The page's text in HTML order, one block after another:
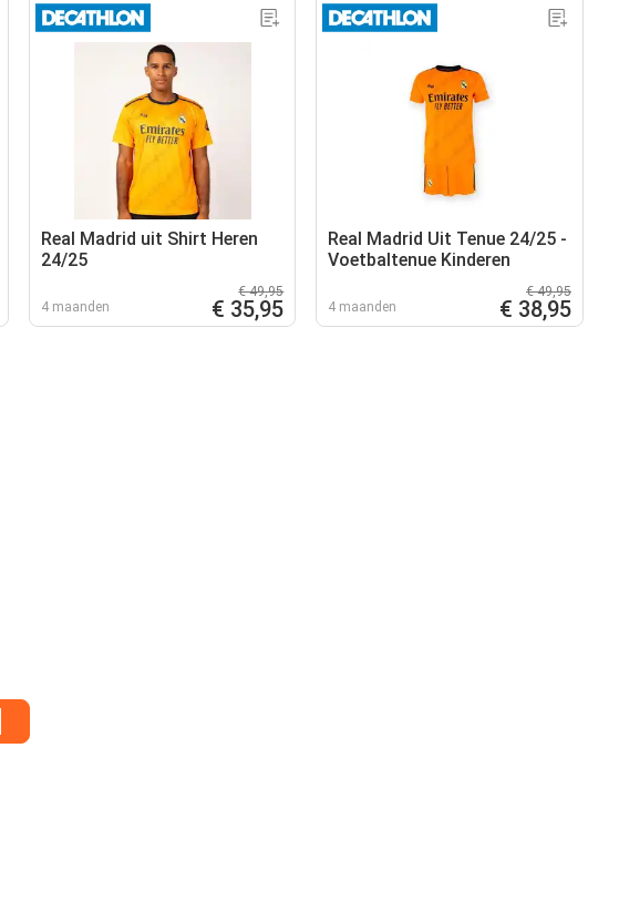
Real Madrid uit Shirt Heren
24/25
4 maanden
€ 49,95
€ 35,95
Real Madrid Uit Tenue 24/25 -
Voetbaltenue Kinderen
4 maanden
€ 49,95
€ 38,95